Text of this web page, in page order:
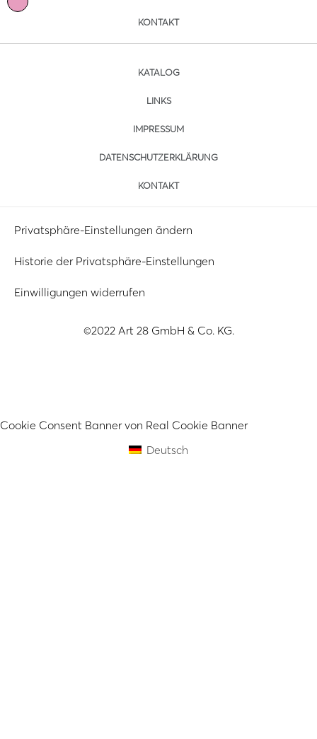
KONTAKT
KATALOG
LINKS
IMPRESSUM
DATENSCHUTZERKLÄRUNG
KONTAKT
Privatsphäre-Einstellungen ändern
Historie der Privatsphäre-Einstellungen
Einwilligungen widerrufen
©2022 Art 28 GmbH & Co. KG.
Cookie Consent Banner von Real Cookie Banner
Deutsch